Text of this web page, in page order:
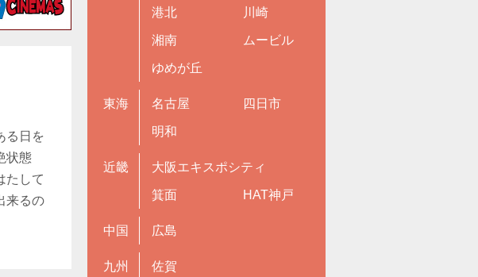
る日を
状態
たして
来るの
港北 川崎
湘南 ムービル
ゆめが丘
東海 名古屋 四日市
明和
近畿 大阪エキスポシティ
箕面 HAT神戸
中国 広島
九州 佐賀